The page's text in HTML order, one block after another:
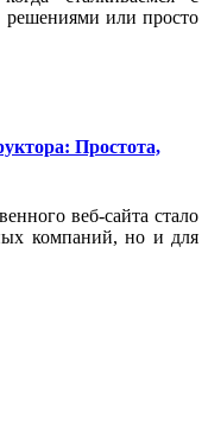
или просто
Простота,
веб-сайта стало
компаний, но и для